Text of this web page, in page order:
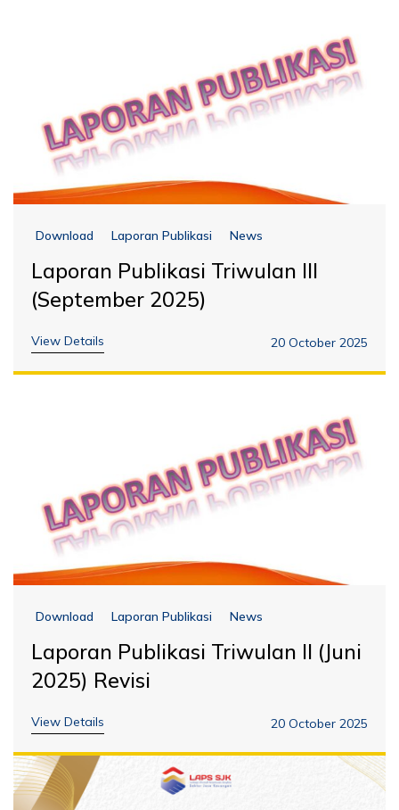
Download Laporan Publikasi News
Laporan Publikasi Triwulan III
(September 2025)
View Details 20 October 2025
Download Laporan Publikasi News
Laporan Publikasi Triwulan II (Juni
2025) Revisi
View Details 20 October 2025